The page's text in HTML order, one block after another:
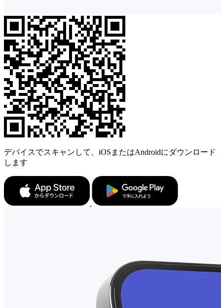
デバイスでスキャンして、iOSまたはAndroidにダウンロード
します